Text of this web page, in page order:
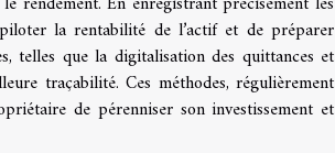
la rentabilité de l’actif et de préparer
telles que la digitalisation des quittances et
traçabilité. Ces méthodes, régulièrement
de pérenniser son investissement et